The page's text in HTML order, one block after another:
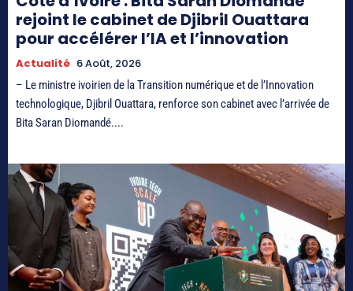
rejoint le cabinet de Djibril Ouattara
pour accélérer l’IA et l’innovation
Actualité 6 Août, 2026
– Le ministre ivoirien de la Transition numérique et de l’Innovation
technologique, Djibril Ouattara, renforce son cabinet avec l’arrivée de
Bita Saran Diomandé....